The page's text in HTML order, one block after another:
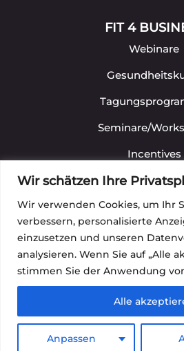
Wir schätzen Ihre
Wir verwenden Cookies, um Ihr
verbessern, personalisierte
einzusetzen und unseren
analysieren. Wenn Sie auf „Alle
stimmen Sie der Anwendung
Anpassen
Alle
FIT 4
Webinare
Seminare/
Incentives
Impressum
Facebook InstagramPinterest LinkedIn
© ZEITGEIST -
c2media